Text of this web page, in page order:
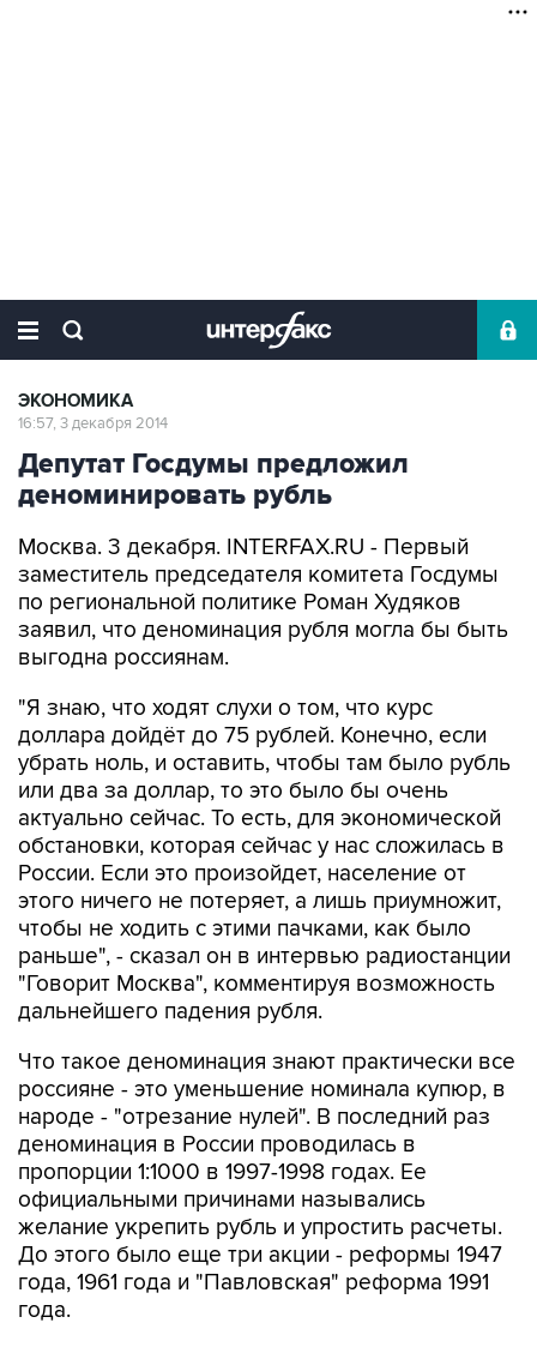
ЭКОНОМИКА
16:57, 3 декабря 2014
Депутат Госдумы предложил
деноминировать рубль
Москва. 3 декабря. INTERFAX.RU - Первый
заместитель председателя комитета Госдумы
по региональной политике Роман Худяков
заявил, что деноминация рубля могла бы быть
выгодна россиянам.
"Я знаю, что ходят слухи о том, что курс
доллара дойдёт до 75 рублей. Конечно, если
убрать ноль, и оставить, чтобы там было рубль
или два за доллар, то это было бы очень
актуально сейчас. То есть, для экономической
обстановки, которая сейчас у нас сложилась в
России. Если это произойдет, население от
этого ничего не потеряет, а лишь приумножит,
чтобы не ходить с этими пачками, как было
раньше", - сказал он в интервью радиостанции
"Говорит Москва", комментируя возможность
дальнейшего падения рубля.
Что такое деноминация знают практически все
россияне - это уменьшение номинала купюр, в
народе - "отрезание нулей". В последний раз
деноминация в России проводилась в
пропорции 1:1000 в 1997-1998 годах. Ее
официальными причинами назывались
желание укрепить рубль и упростить расчеты.
До этого было еще три акции - реформы 1947
года, 1961 года и "Павловская" реформа 1991
года.